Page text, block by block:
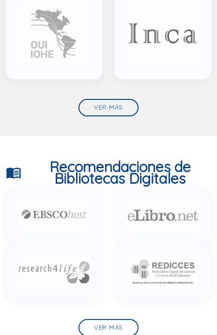
VER MÁS
menu_book Recomendaciones de
Bibliotecas Digitales
VER MÁS